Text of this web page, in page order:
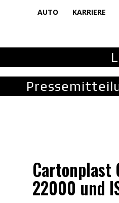
AUTO KARRIERE
Cartonplast
22000 und